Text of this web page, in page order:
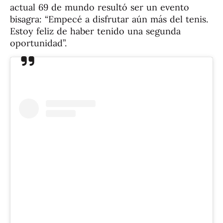
actual 69 de mundo resultó ser un evento
bisagra: “Empecé a disfrutar aún más del tenis.
Estoy feliz de haber tenido una segunda
oportunidad”.